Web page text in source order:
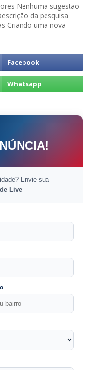
Nenhuma sugestão
da pesquisa
Criando uma nova
Envie sua
Live